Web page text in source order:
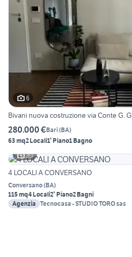
6
Bivani nuova costruzione via Conte G.
280.000 €Bari(BA)
63 mq2 Locali1° Piano1 Bagno
30
4 LOCALI A CONVERSANO
Conversano(BA)
115 mq4 Locali2° Piano2 Bagni
Agenzia Tecnocasa - STUDIO TORO sas